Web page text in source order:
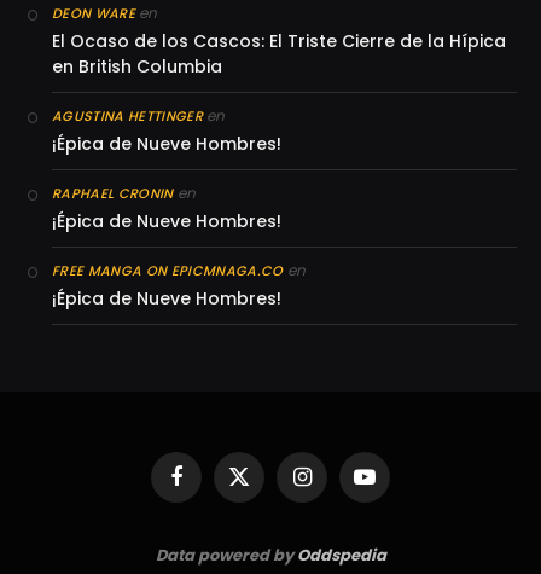
DEON WAREen
El Ocaso de los Cascos: El Triste Cierre de la Hípica
en British Columbia
AGUSTINA HETTINGERen
¡Épica de Nueve Hombres!
RAPHAEL CRONINen
¡Épica de Nueve Hombres!
FREE MANGA ON EPICMNAGA.COen
¡Épica de Nueve Hombres!
Facebook
X
(Twitter)
InstagramYouTube
Data powered byOddspedia